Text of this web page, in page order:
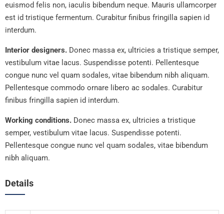
euismod felis non, iaculis bibendum neque. Mauris ullamcorper
est id tristique fermentum. Curabitur finibus fringilla sapien id
interdum.
Interior designers. Donec massa ex, ultricies a tristique semper,
vestibulum vitae lacus. Suspendisse potenti. Pellentesque
congue nunc vel quam sodales, vitae bibendum nibh aliquam.
Pellentesque commodo ornare libero ac sodales. Curabitur
finibus fringilla sapien id interdum.
Working conditions. Donec massa ex, ultricies a tristique
semper, vestibulum vitae lacus. Suspendisse potenti.
Pellentesque congue nunc vel quam sodales, vitae bibendum
nibh aliquam.
Details